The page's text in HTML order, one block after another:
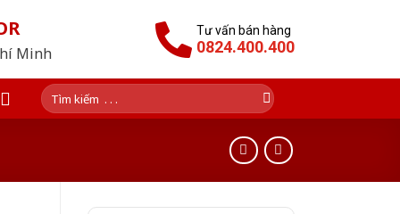
Minh
Tư vấn bán hàng
0824.400.400
Tìm
kiếm: